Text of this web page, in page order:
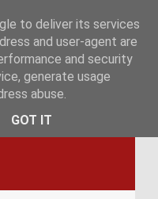
to deliver its services
and user-agent are
and security
generate usage
abuse.
GOT IT